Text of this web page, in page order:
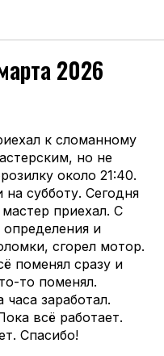
2026
к сломанному
но не
около 21:40.
на субботу. Сегодня
приехал. С
и
сгорел мотор.
поменял сразу и
то поменял.
заработал.
всё работает.
Спасибо!